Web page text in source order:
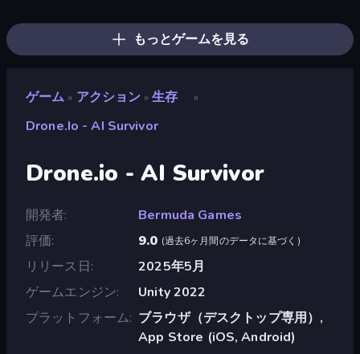
もっとゲームを見る
ゲーム » アクション » 生存 »
Drone.io - AI Survivor
Drone.io - AI Survivor
開発者
Bermuda Games
評価
9.0 (過去6ヶ月間のデータに基づく )
リリース日
2025年5月
ゲームエンジン
Unity 2022
プラットフォーム ブラウザ（デスクトップ専用）,
App Store (iOS, Android)